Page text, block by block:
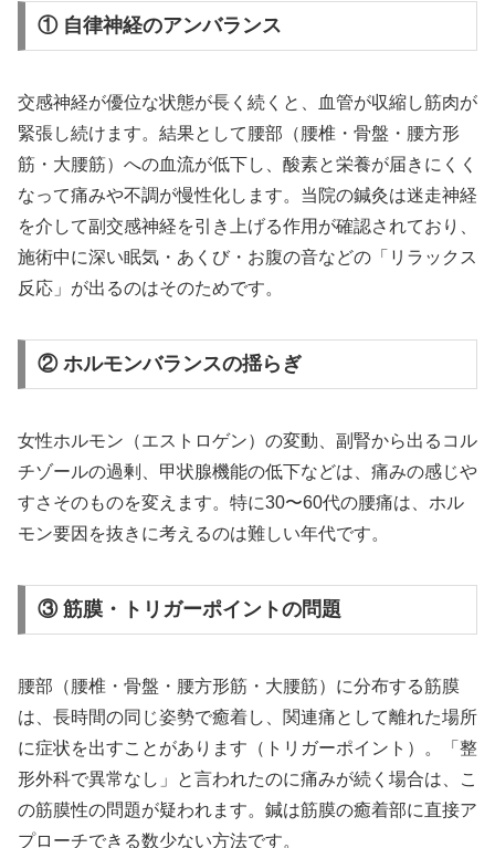
① 自律神経のアンバランス
交感神経が優位な状態が長く続くと、血管が収縮し筋肉が
緊張し続けます。結果として腰部（腰椎・骨盤・腰方形
筋・大腰筋）への血流が低下し、酸素と栄養が届きにくく
なって痛みや不調が慢性化します。当院の鍼灸は迷走神経
を介して副交感神経を引き上げる作用が確認されており、
施術中に深い眠気・あくび・お腹の音などの「リラックス
反応」が出るのはそのためです。
② ホルモンバランスの揺らぎ
女性ホルモン（エストロゲン）の変動、副腎から出るコル
チゾールの過剰、甲状腺機能の低下などは、痛みの感じや
すさそのものを変えます。特に30〜60代の腰痛は、ホル
モン要因を抜きに考えるのは難しい年代です。
③ 筋膜・トリガーポイントの問題
腰部（腰椎・骨盤・腰方形筋・大腰筋）に分布する筋膜
は、長時間の同じ姿勢で癒着し、関連痛として離れた場所
に症状を出すことがあります（トリガーポイント）。「整
形外科で異常なし」と言われたのに痛みが続く場合は、こ
の筋膜性の問題が疑われます。鍼は筋膜の癒着部に直接ア
プローチできる数少ない方法です。